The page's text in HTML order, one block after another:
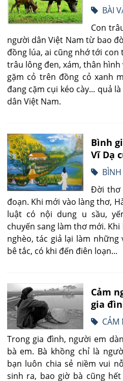
BÀI
Con
người dân Việt Nam từ bao
đồng lúa, ai cũng nhớ tới
trâu lông đen, xám, thân
gặm cỏ trên đồng cỏ xanh
đang cặm cụi kéo cày... quả
dân Việt Nam.
Bình
Vĩ Dạ
Đời thơ
đoạn. Khi mới vào làng thơ,
luật có nội dung u sầu,
chuyến sang làm thơ mới.
nghèo, tác giả lại làm
bê tắc, có khi đến điên loạn...
Cảm
gia
CẢM
Trong gia đình, người em
bà em. Bà khồng chỉ là
bạn luôn chia sẻ niềm vui
sinh ra, bao giờ bà cũng